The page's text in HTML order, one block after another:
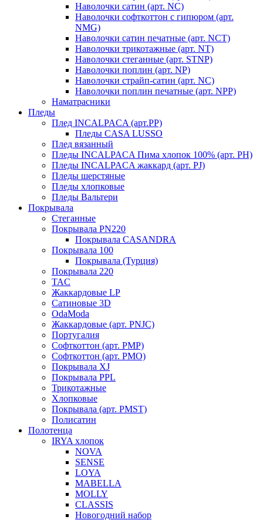
Наволочки сатин (арт. NC)
Наволочки софткоттон с гипюром (арт.
NMG)
Наволочки сатин печатные (арт. NCT)
Наволочки трикотажные (арт. NT)
Наволочки стеганные (арт. STNP)
Наволочки поплин (арт. NP)
Наволочки страйп-сатин (арт. NC)
Наволочки поплин печатные (арт. NPP)
Наматрасники
Пледы
Плед INCALPACA (арт.PP)
Пледы CASA LUSSO
Плед вязанный
Пледы INCALPACA Пима хлопок 100% (арт. PH)
Пледы INCALPACA жаккард (арт. PJ)
Пледы шерстяные
Пледы хлопковые
Пледы Вальтери
Покрывала
Стеганные
Покрывала PN220
Покрывала CASANDRA
Покрывала 100
Покрывала (Турция)
Покрывала 220
TAC
Жаккардовые LP
Сатиновые 3D
OdaModa
Жаккардовые (арт. PNJC)
Португалия
Софткоттон (арт. PMP)
Софткоттон (арт. PMO)
Покрывала XJ
Покрывала PPL
Трикотажные
Хлопковые
Покрывала (арт. PMST)
Полисатин
Полотенца
IRYA хлопок
NOVA
SENSE
LOYA
MABELLA
MOLLY
CLASSIS
Новогодний набор